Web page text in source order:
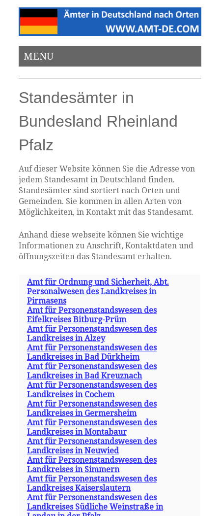
MENU
Standesämter in
Bundesland Rheinland
Pfalz
Auf dieser Website können Sie die Adresse von
jedem Standesamt in Deutschland finden.
Standesämter sind sortiert nach Orten und
Gemeinden. Sie kommen in allen Arten von
Möglichkeiten, in Kontakt mit das Standesamt.
Anhand diese webseite können Sie wichtige
Informationen zu Anschrift, Kontaktdaten und
öffnungszeiten das Standesamt erhalten.
Amt für Ordnung und Sicherheit, Abt.
Personalwesen des Landkreises in
Pirmasens
Amt für Personenstandswesen des
Eifelkreises Bitburg-Prüm
Amt für Personenstandswesen des
Landkreises in Alzey
Amt für Personenstandswesen des
Landkreises in Bad Dürkheim
Amt für Personenstandswesen des
Landkreises in Bad Kreuznach
Amt für Personenstandswesen des
Landkreises in Cochem
Amt für Personenstandswesen des
Landkreises in Germersheim
Amt für Personenstandswesen des
Landkreises in Montabaur
Amt für Personenstandswesen des
Landkreises in Neuwied
Amt für Personenstandswesen des
Landkreises in Simmern
Amt für Personenstandswesen des
Landkreises Kaiserslautern
Amt für Personenstandswesen des
Landkreises Südliche Weinstraße in